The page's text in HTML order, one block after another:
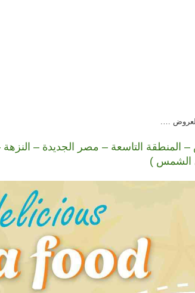
….
التاسعة – مصر الجديدة –
الشمس )